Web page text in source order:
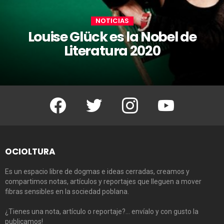
NOTICIAS
Louise Glück es la Nobel de
Literatura 2020
Facebook Twitter Instagram Youtube
OCIOLTURA
Es un espacio libre de dogmas e ideas cerradas, creamos y
compartimos notas, artículos y reportajes que lleguen a mover
fibras sensibles en la sociedad poblana.
¿Tienes una nota, artículo o reportaje?… envíalo y con gusto la
publicamos!